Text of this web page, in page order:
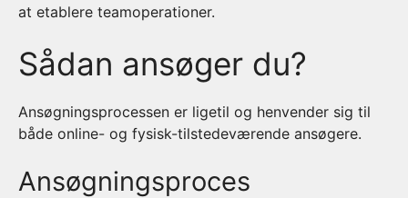
at etablere teamoperationer.
Sådan ansøger du?
Ansøgningsprocessen er ligetil og henvender sig til
både online- og fysisk-tilstedeværende ansøgere.
Ansøgningsproces